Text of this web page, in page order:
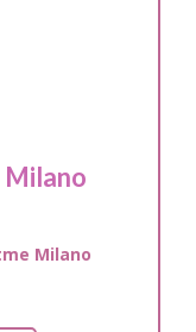
Milano
Milano